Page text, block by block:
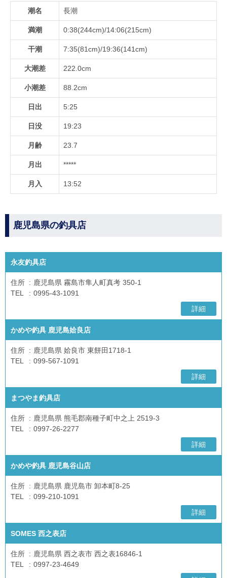
潮名 長潮
満潮 0:38(244cm)/14:06(215cm)
干潮 7:35(81cm)/19:36(141cm)
大潮差 222.0cm
小潮差 88.2cm
日出 5:25
日没 19:23
月齢 23.7
月出 *****
月入 13:52
鹿児島県の釣具店
永友釣具店
住所
鹿児島県 霧島市隼人町真考 350-1
TEL
0995-43-1091
詳細
かめや釣具 鹿児島姶良店
住所
鹿児島県 姶良市 東餅田1718-1
TEL
099-567-1091
詳細
まつやま釣具店
住所
鹿児島県 熊毛郡南種子町中之上 2519-3
TEL
0997-26-2277
詳細
かめや釣具 鹿児島谷山店
住所
鹿児島県 鹿児島市 卸本町8-25
TEL
099-210-1091
詳細
SOMES 西之表店
住所
鹿児島県 西之表市 西之表16846-1
TEL
0997-23-4649